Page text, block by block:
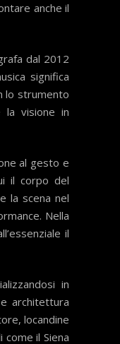
anche il
dal 2012
significa
lo strumento
la visione in
al gesto e
il corpo del
la scena nel
Nella
il
in
architettura
locandine
il Siena